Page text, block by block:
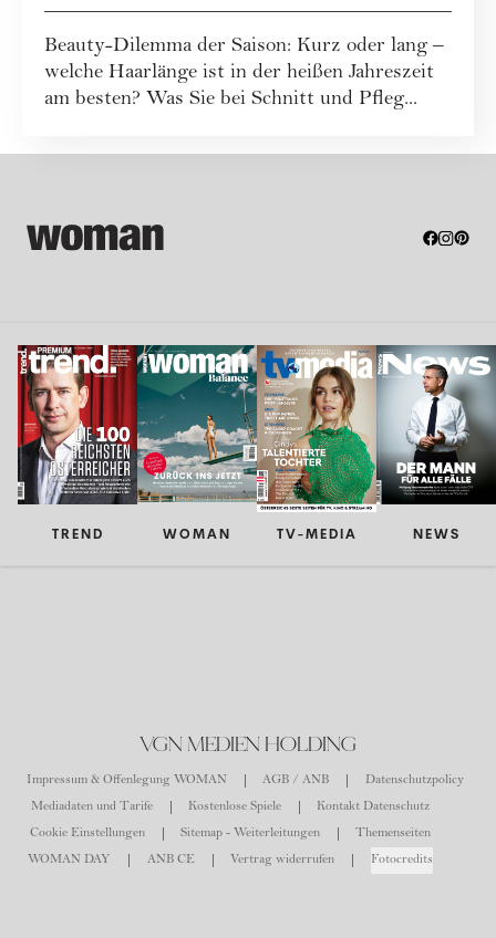
Beauty-Dilemma der Saison: Kurz oder lang –
welche Haarlänge ist in der heißen Jahreszeit
am besten? Was Sie bei Schnitt und Pfleg...
TREND WOMAN TV-MEDIA NEWS
VGN MEDIEN HOLDING
Impressum & Offenlegung WOMAN AGB / ANB
Datenschutzpolicy
Mediadaten und Tarife
Kostenlose Spiele
Kontakt Datenschutz
Cookie Einstellungen
Sitemap - Weiterleitungen
Themenseiten
WOMAN DAY
ANB CE Vertrag widerrufen Fotocredits